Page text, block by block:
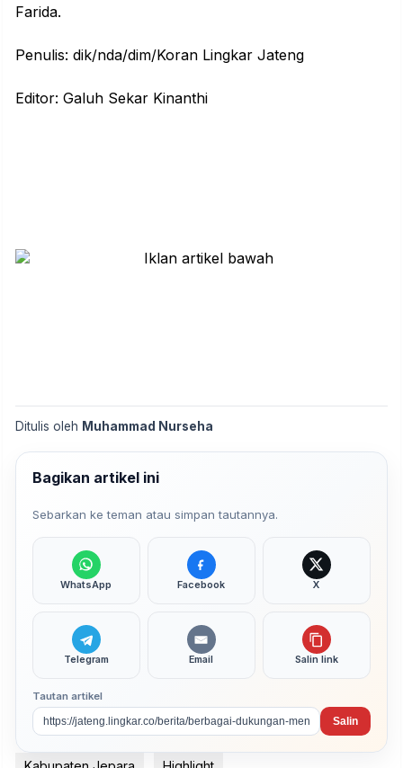
Farida.
Penulis: dik/nda/dim/Koran Lingkar Jateng
Editor: Galuh Sekar Kinanthi
Ditulis oleh Muhammad Nurseha
Bagikan artikel ini
Sebarkan ke teman atau simpan tautannya.
WhatsApp Facebook X
Telegram Email Salin link
Tautan artikel
Salin